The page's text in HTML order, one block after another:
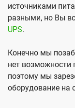
источниками
разными, но Вы
UPS.
Конечно мы
нет возможности
поэтому мы
оборудование на